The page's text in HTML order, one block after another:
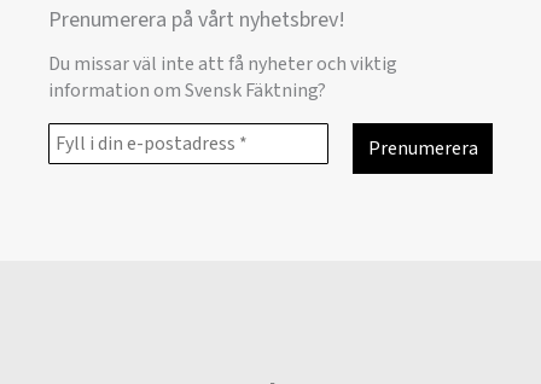
Prenumerera på vårt nyhetsbrev!
Du missar väl inte att få nyheter och viktig
information om Svensk Fäktning?